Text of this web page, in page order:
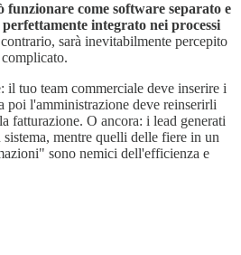
come software separato e
integrato nei processi
sarà inevitabilmente percepito
il tuo team commerciale deve inserire i
l'amministrazione deve reinserirli
fatturazione. O ancora: i lead generati
mentre quelli delle fiere in un
sono nemici dell'efficienza e